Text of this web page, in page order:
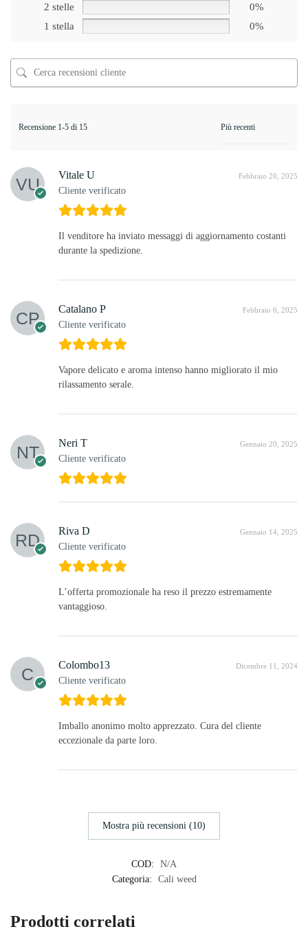
2 stelle
0%
1 stella
0%
Recensione 1-5 di 15
Vitale U
Cliente verificato
Febbraio 20, 2025
Il venditore ha inviato messaggi di aggiornamento costanti
durante la spedizione.
Catalano P
Cliente verificato
Febbraio 6, 2025
Vapore delicato e aroma intenso hanno migliorato il mio
rilassamento serale.
Neri T
Cliente verificato
Gennaio 20, 2025
Riva D
Cliente verificato
Gennaio 14, 2025
L’offerta promozionale ha reso il prezzo estremamente
vantaggioso.
Colombo13
Cliente verificato
Dicembre 11, 2024
Imballo anonimo molto apprezzato. Cura del cliente
eccezionale da parte loro.
Mostra più recensioni (10)
COD:
N/A
Categoria:
Cali weed
Prodotti correlati